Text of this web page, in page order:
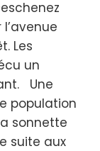
Les
un
Une
population
sonnette
suite aux